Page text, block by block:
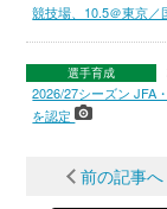
競技場、10.5＠東京
選手育成
2026/27シーズン JFA
を認定
前の記事へ